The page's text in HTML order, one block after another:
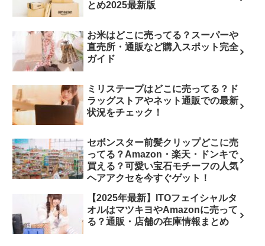
とめ2025最新版
お米はどこに売ってる？スーパーや
直売所・通販など購入スポット完全
ガイド
ミリステープはどこに売ってる？ド
ラッグストアやネット通販での最新
状況をチェック！
セボンスター前髪クリップどこに売
ってる？Amazon・楽天・ドンキで
買える？可愛い宝石モチーフの人気
ヘアアクセを今すぐゲット！
【2025年最新】ITOフェイシャルタ
オルはマツキヨやAmazonに売って
る？通販・店舗の在庫情報まとめ